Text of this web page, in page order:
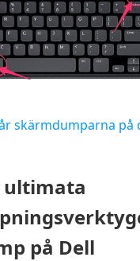
skärmdumparna på
ultimata
på Dell